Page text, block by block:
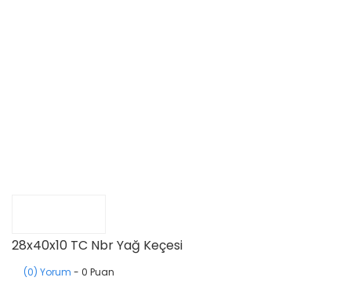
28x40x10 TC Nbr Yağ Keçesi
(0) Yorum - 0 Puan